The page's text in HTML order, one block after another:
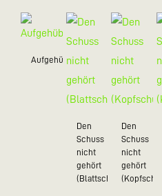
Aufgehübscht
Den
Schuss
nicht
gehört
(Blattschuss)
Den
Schuss
nicht
gehört